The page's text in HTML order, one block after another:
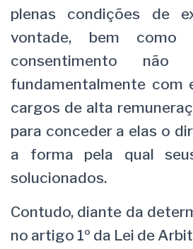
plenas condições de
vontade, bem
consentimento não
fundamentalmente com
cargos de alta
para conceder a elas o
a forma pela qual
solucionados.
Contudo, diante da
no artigo 1º da Lei de